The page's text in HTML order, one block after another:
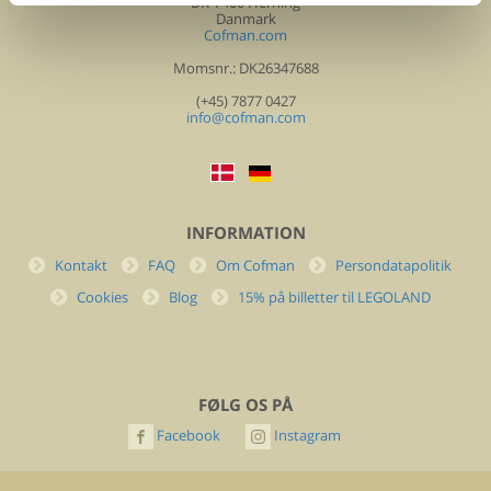
Danmark
Cofman.com
Momsnr.: DK26347688
(+45) 7877 0427
info@cofman.com
INFORMATION
Kontakt FAQ Om Cofman
Persondatapolitik
Cookies
Blog 15% på billetter til LEGOLAND
FØLG OS PÅ
Facebook Instagram